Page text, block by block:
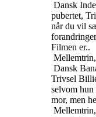
Dansk
pubertet,
når du vil
Filmen er..
Dansk
Trivsel
selvom
mor, men